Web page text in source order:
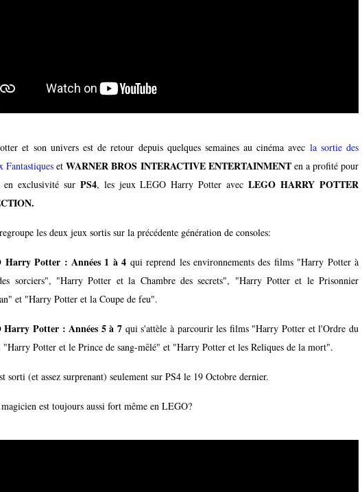
et son univers est de retour depuis quelques semaines au cinéma avec la sortie des
Fantastiques etWARNER BROS INTERACTIVE ENTERTAINMENTen a profité pour
en exclusivité surPS4, les jeux LEGO Harry Potter avecLEGO HARRY POTTER
les deux jeux sortis sur la précédente génération de consoles:
Harry Potter : Années 1 à 4 qui reprend les environnements des films "Harry Potter à
sorciers", "Harry Potter et la Chambre des secrets", "Harry Potter et le Prisonnier
et "Harry Potter et la Coupe de feu".
Harry Potter : Années 5 à 7 qui s'attèle à parcourir les films "Harry Potter et l'Ordre du
Potter et le Prince de sang-mêlé" et "Harry Potter et les Reliques de la mort".
sorti (et assez surprenant) seulement sur PS4 le 19 Octobre dernier.
est toujours aussi fort même en LEGO?